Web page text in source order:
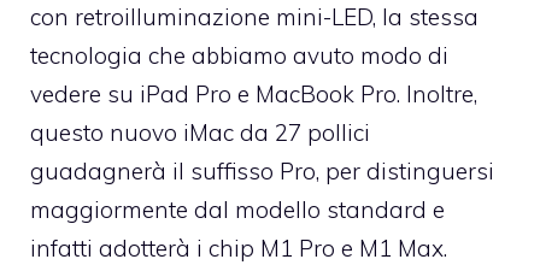
con retroilluminazione mini-LED, la stessa
tecnologia che abbiamo avuto modo di
vedere su iPad Pro e MacBook Pro. Inoltre,
questo nuovo iMac da 27 pollici
guadagnerà il suffisso Pro, per distinguersi
maggiormente dal modello standard e
infatti adotterà i chip M1 Pro e M1 Max.